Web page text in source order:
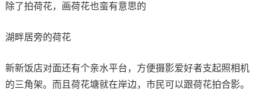
除了拍荷花，画荷花也蛮有意思的
湖畔居旁的荷花
新新饭店对面还有个亲水平台，方便摄影爱好者支起照相机
的三角架。而且荷花塘就在岸边，市民可以跟荷花拍合影。